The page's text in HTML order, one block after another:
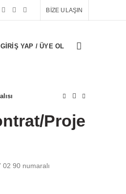
BİZE ULAŞIN
GIRIŞ YAP / ÜYE OL
Proje
90 numaralı